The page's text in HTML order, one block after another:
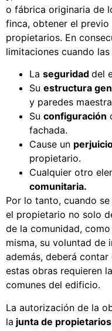
o fábrica originaria de
finca, obtener el
propietarios. En
limitaciones cuando
La seguridad del
Su estructura
y paredes
Su configuración
fachada.
Cause un
propietario.
Cualquier otro
comunitaria.
Por lo tanto, cuando
el propietario no solo
de la comunidad,
misma, su voluntad de
además, deberá contar
estas obras requieren
comunes del edificio.
La autorización de la
la junta de propietarios